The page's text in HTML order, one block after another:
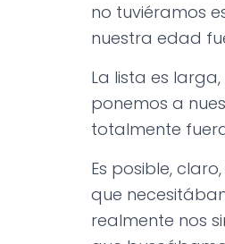
no tuviéramos
nuestra edad
La lista es
ponemos a
totalmente
Es posible,
que
realmente nos